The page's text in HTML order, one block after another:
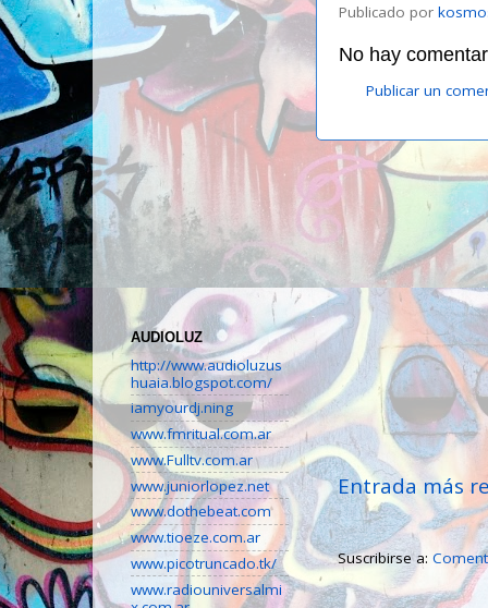
Publicado por
No hay
Publicar un
Entrada más
Suscribirse a:
AUDIOLUZ
http://www.audioluzus
huaia.blogspot.com/
iamyourdj.ning
www.fmritual.com.ar
www.Fulltv.com.ar
www.juniorlopez.net
www.dothebeat.com
www.tioeze.com.ar
www.picotruncado.tk/
www.radiouniversalmi